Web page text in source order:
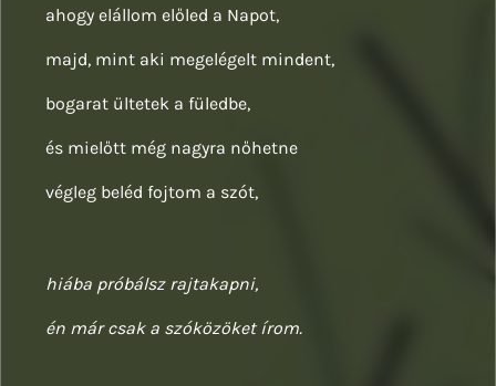
ahogy elállom előled a Napot,
majd, mint aki megelégelt mindent,
bogarat ültetek a füledbe,
és mielőtt még nagyra nőhetne
végleg beléd fojtom a szót,
hiába próbálsz rajtakapni,
én már csak a szóközöket írom.